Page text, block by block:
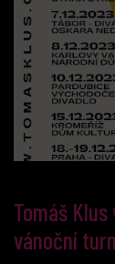
Tomáš
vánoční